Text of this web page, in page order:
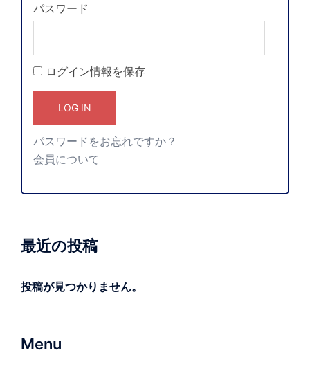
パスワード
ログイン情報を保存
パスワードをお忘れですか？
会員について
最近の投稿
投稿が見つかりません。
Menu